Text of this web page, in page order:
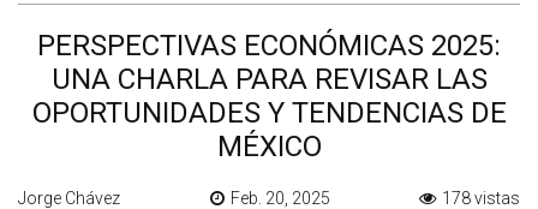
PERSPECTIVAS ECONÓMICAS 2025:
UNA CHARLA PARA REVISAR LAS
OPORTUNIDADES Y TENDENCIAS DE
MÉXICO
Jorge Chávez Feb. 20, 2025 178 vistas